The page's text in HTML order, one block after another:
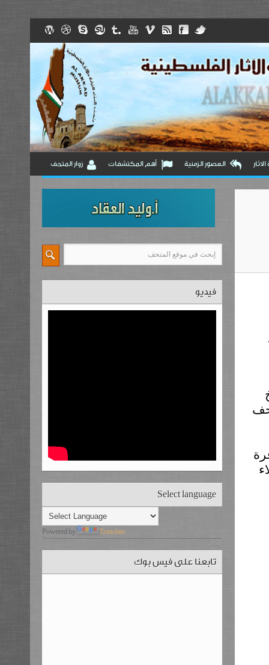
العصور الزمنية أهم المكتشفات زوار المتحف
فيديو
Select language
Powered by Translate
تابعنا على فيس بوك